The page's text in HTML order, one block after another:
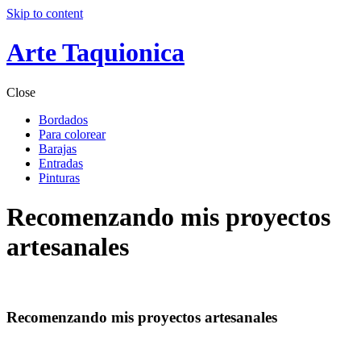
Skip to content
Arte Taquionica
Close
Bordados
Para colorear
Barajas
Entradas
Pinturas
Recomenzando mis proyectos
artesanales
Recomenzando mis proyectos artesanales